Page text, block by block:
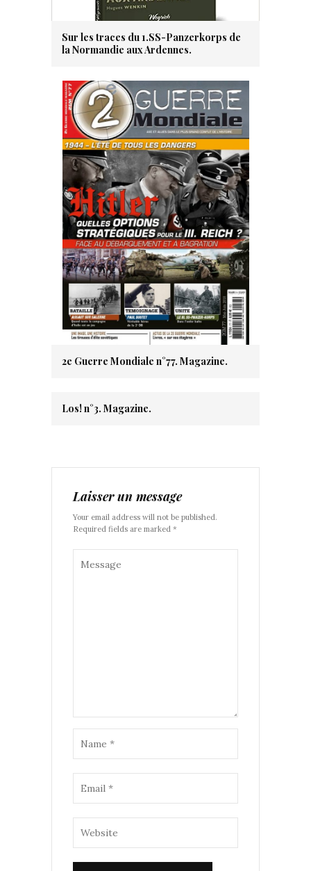
Sur les traces du 1.SS-Panzerkorps de
la Normandie aux Ardennes.
2e Guerre Mondiale n°77. Magazine.
Los! n°3. Magazine.
Laisser un message
Your email address will not be published.
Required fields are marked *